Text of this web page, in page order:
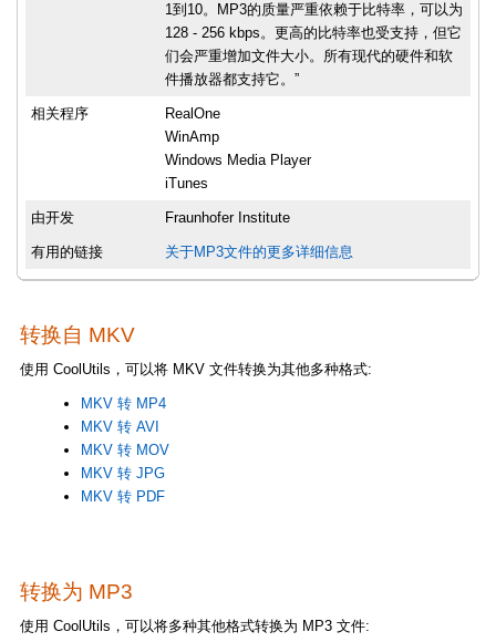
1到10。MP3的质量严重依赖于比特率，可以为
128 - 256 kbps。更高的比特率也受支持，但它
们会严重增加文件大小。所有现代的硬件和软
件播放器都支持它。”
相关程序
RealOne
WinAmp
Windows Media Player
iTunes
由开发 Fraunhofer Institute
有用的链接 关于MP3文件的更多详细信息
转换自 MKV
使用 CoolUtils，可以将 MKV 文件转换为其他多种格式:
MKV 转 MP4
MKV 转 AVI
MKV 转 MOV
MKV 转 JPG
MKV 转 PDF
转换为 MP3
使用 CoolUtils，可以将多种其他格式转换为 MP3 文件: